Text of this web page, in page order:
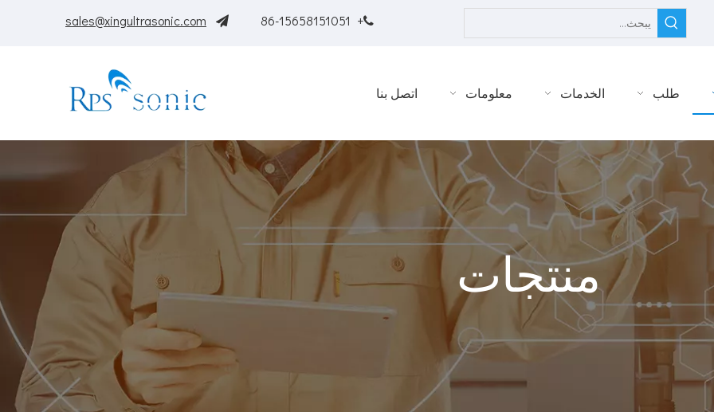

+ 86-15658151051

sales@xingultrasonic.com
طلب الخدمات معلومات اتصل بنا
منتجات